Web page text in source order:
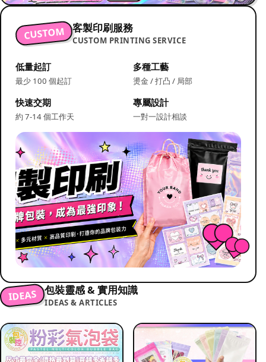
CUSTOM 客製印刷服務
CUSTOM PRINTING SERVICE
低量起訂
最少 100 個起訂
多種工藝
燙金 / 打凸 / 局部
快速交期
約 7-14 個工作天
專屬設計
一對一設計相談
IDEAS 包裝靈感 & 實用知識
IDEAS & ARTICLES